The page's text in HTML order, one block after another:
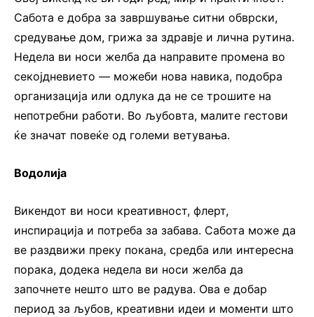
Сабота е добра за завршување ситни обврски,
средување дом, грижа за здравје и лична рутина.
Недела ви носи желба да направите промена во
секојдневието — можеби нова навика, подобра
организација или одлука да не се трошите на
непотребни работи. Во љубовта, малите гестови
ќе значат повеќе од големи ветувања.
Водолија
Викендот ви носи креативност, флерт,
инспирација и потреба за забава. Сабота може да
ве раздвижи преку покана, средба или интересна
порака, додека недела ви носи желба да
започнете нешто што ве радува. Ова е добар
период за љубов, креативни идеи и моменти што